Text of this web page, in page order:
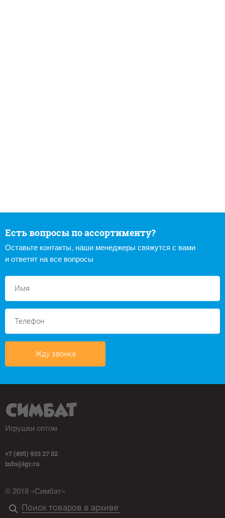
Есть вопросы по ассортименту?
Оставьте контакты, наши менеджеры свяжутся с вами
и ответят на все вопросы
Жду звонка
Игрушки оптом
+7 (495) 933 27 02
info@igr.ru
© 2018 «Симбат»